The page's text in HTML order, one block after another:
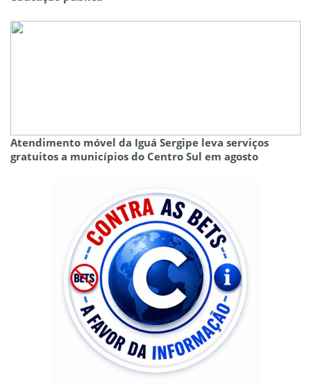
Atendimento móvel da Iguá Sergipe leva serviços
gratuitos a municípios do Centro Sul em agosto